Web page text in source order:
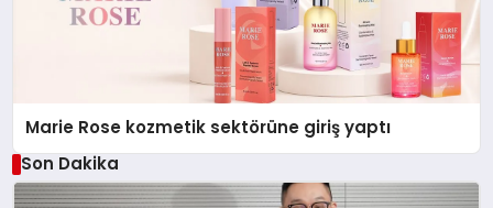
Marie Rose kozmetik sektörüne giriş yaptı
Son Dakika